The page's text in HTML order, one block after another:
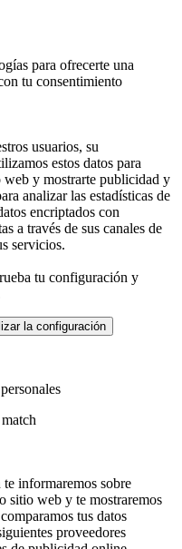
para ofrecerte una
tu consentimiento
usuarios, su
estos datos para
web y mostrarte publicidad y
analizar las estadísticas de
encriptados con
a través de sus canales de
servicios.
tu configuración y
la configuración
informaremos sobre
sitio web y te mostraremos
tus datos
proveedores